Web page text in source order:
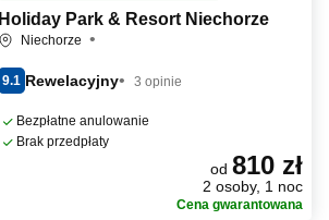
Holiday Park & Resort Niechorze
Niechorze
9.1 Rewelacyjny 3 opinie
Bezpłatne anulowanie
Brak przedpłaty
od 810 zł
2 osoby, 1 noc
Cena gwarantowana